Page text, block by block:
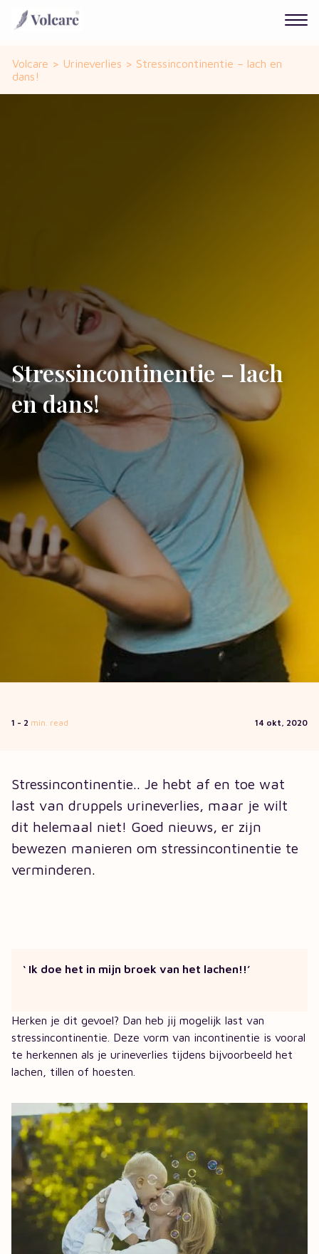
Volcare > Urineverlies > Stressincontinentie – lach en
dans!
Stressincontinentie – lach
en dans!
1 - 2 min. read 14 okt, 2020
Stressincontinentie.. Je hebt af en toe wat
last van druppels urineverlies, maar je wilt
dit helemaal niet! Goed nieuws, er zijn
bewezen manieren om stressincontinentie te
verminderen.
‘ Ik doe het in mijn broek van het lachen!!’
Herken je dit gevoel? Dan heb jij mogelijk last van
stressincontinentie. Deze vorm van incontinentie is vooral
te herkennen als je urineverlies tijdens bijvoorbeeld het
lachen, tillen of hoesten.